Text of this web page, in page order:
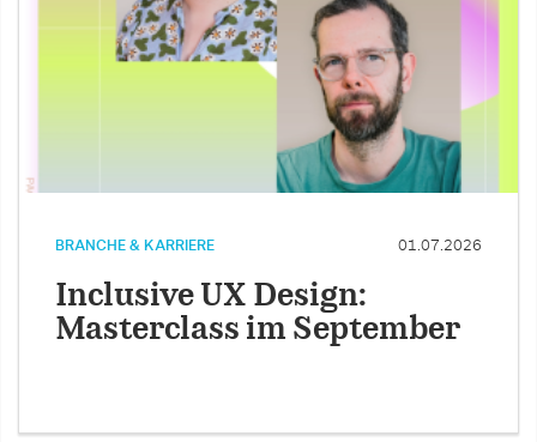
BRANCHE & KARRIERE 01.07.2026
Inclusive UX Design:
Masterclass im September